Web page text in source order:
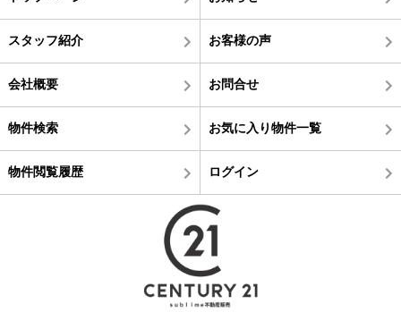
スタッフ紹介 お客様の声
会社概要 お問合せ
物件検索 お気に入り物件一覧
物件閲覧履歴 ログイン